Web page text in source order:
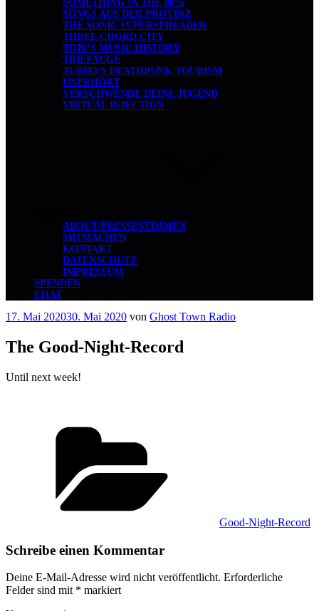
SOMETHING IN THE 80’S
SONGS AUS DER PROVINZ
THE SONIC SUPERSPREADER
THREE CHORD CITY
TOBI’S MUSIC HISTORY
TRIEFAUGE
TURBO’S DEATHPUNK TOURISM
UNERHÖRT
VERSCHWENDE DEINE JUGEND
VIRTUAL INJECTION
ABOUT/PRESSESTIMMEN
MITMACHEN
KONTAKT
DATENSCHUTZ
IMPRESSUM
SPENDEN
CHAT
Veröffentlicht
17. Mai 202030. Mai 2020 von Ghost Town Radio
The Good-Night-Record
Until next week!
Good-Night-Record
Schreibe einen Kommentar
Deine E-Mail-Adresse wird nicht veröffentlicht. Erforderliche
Felder sind mit * markiert